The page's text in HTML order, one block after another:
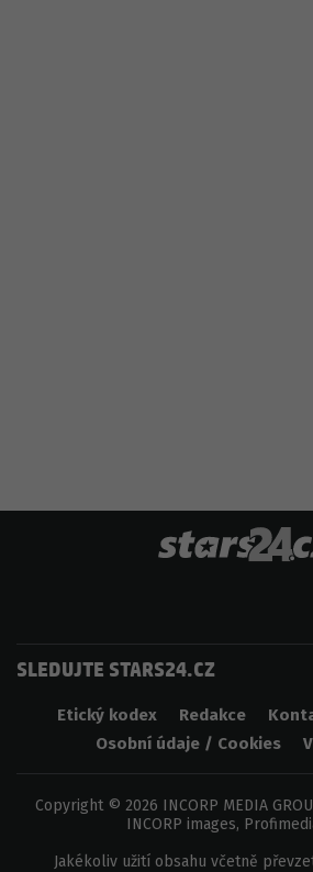
SLEDUJTE STARS24.CZ
Etický kodex Redakce
Osobní údaje / Cookies
Copyright © 2026 INCORP MEDIA
INCORP images,
Jakékoliv užití obsahu včetně